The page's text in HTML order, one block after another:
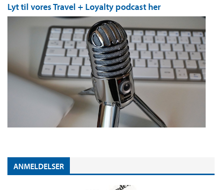
Lyt til vores Travel + Loyalty podcast her
ANMELDELSER